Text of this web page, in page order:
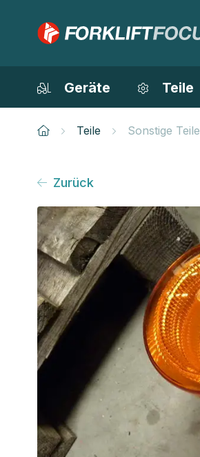
Geräte Teile
Teile Sonstige Teile
Zurück